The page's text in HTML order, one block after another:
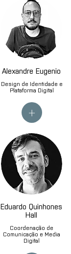
Alexandre Eugenio
Design de Identidade e
Plataforma Digital
+
Eduardo Quinhones
Hall
Coordenação de
Comunicação e Media
Digital